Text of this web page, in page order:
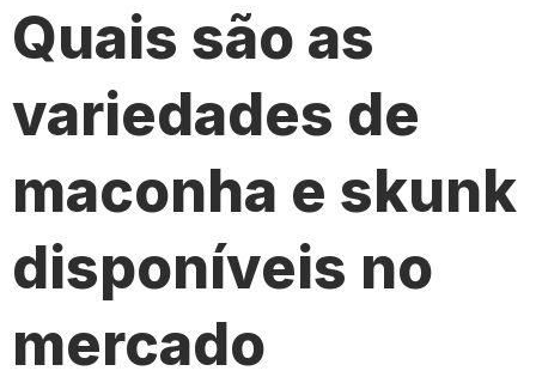
Quais são as
variedades de
maconha e skunk
disponíveis no
mercado